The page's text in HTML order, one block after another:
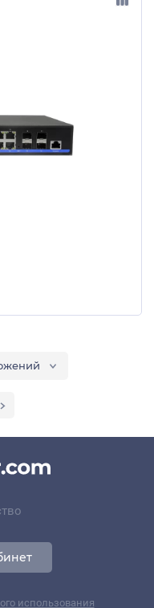
использования